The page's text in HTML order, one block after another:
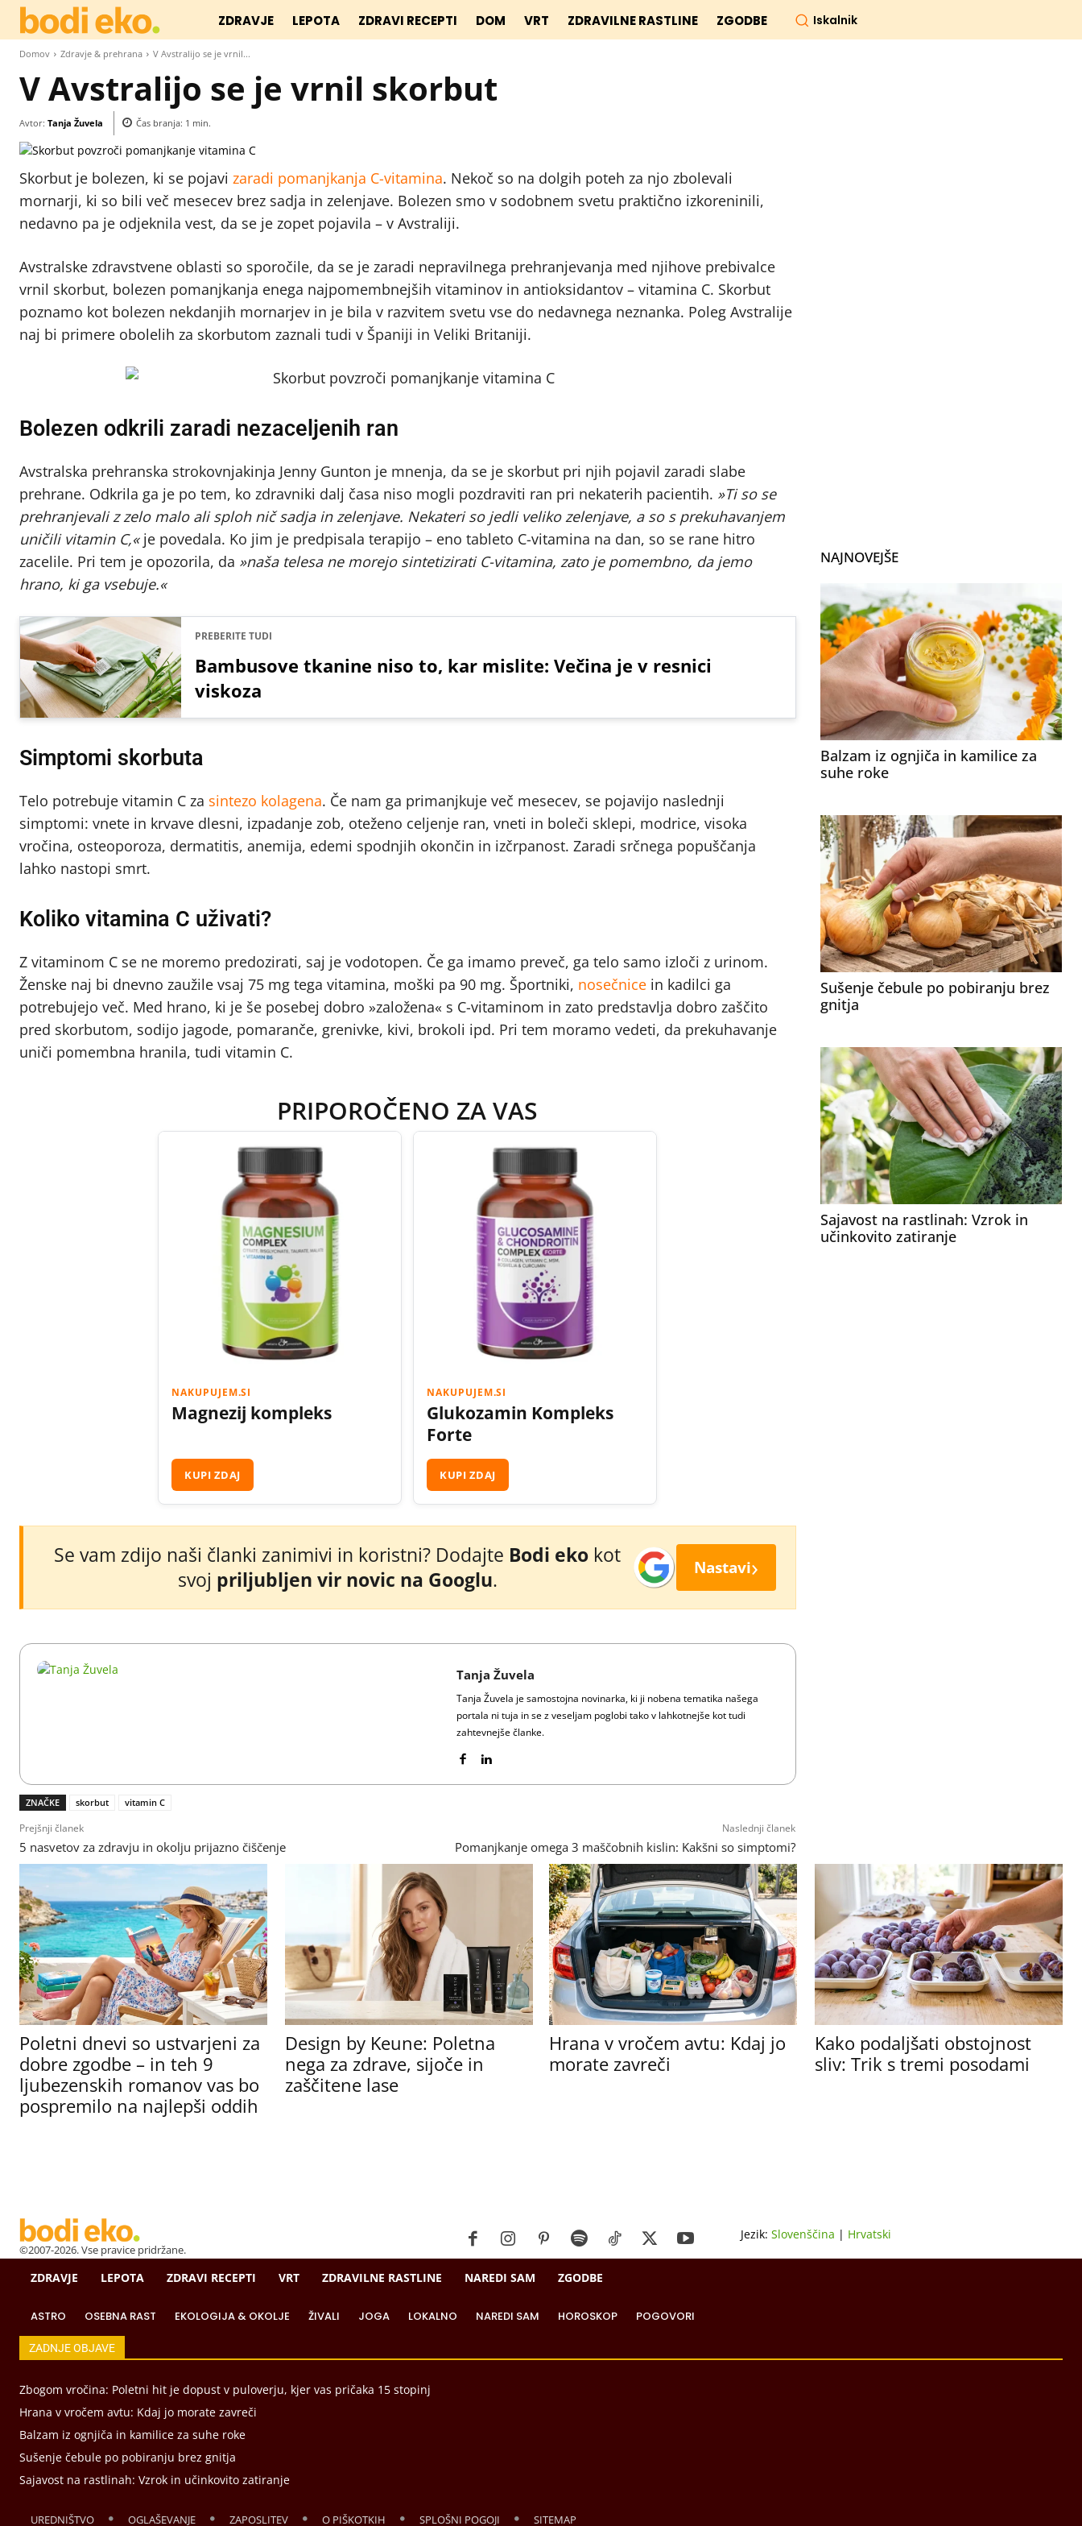
ZDRAVJE LEPOTA ZDRAVI RECEPTI DOM VRT ZDRAVILNE RASTLINE ZGODBE Iskalnik
Domov Zdravje & prehrana V Avstralijo se je vrnil...
V Avstralijo se je vrnil skorbut
Avtor: Tanja Žuvela Čas branja: 1 min.
Skorbut je bolezen, ki se pojavi zaradi pomanjkanja C-vitamina. Nekoč so na dolgih poteh za njo zbolevali
mornarji, ki so bili več mesecev brez sadja in zelenjave. Bolezen smo v sodobnem svetu praktično izkoreninili,
nedavno pa je odjeknila vest, da se je zopet pojavila – v Avstraliji.
Avstralske zdravstvene oblasti so sporočile, da se je zaradi nepravilnega prehranjevanja med njihove prebivalce
vrnil skorbut, bolezen pomanjkanja enega najpomembnejših vitaminov in antioksidantov – vitamina C. Skorbut
poznamo kot bolezen nekdanjih mornarjev in je bila v razvitem svetu vse do nedavnega neznanka. Poleg Avstralije
naj bi primere obolelih za skorbutom zaznali tudi v Španiji in Veliki Britaniji.
Bolezen odkrili zaradi nezaceljenih ran
Avstralska prehranska strokovnjakinja Jenny Gunton je mnenja, da se je skorbut pri njih pojavil zaradi slabe
prehrane. Odkrila ga je po tem, ko zdravniki dalj časa niso mogli pozdraviti ran pri nekaterih pacientih. »Ti so se
prehranjevali z zelo malo ali sploh nič sadja in zelenjave. Nekateri so jedli veliko zelenjave, a so s prekuhavanjem
uničili vitamin C,«je povedala. Ko jim je predpisala terapijo – eno tableto C-vitamina na dan, so se rane hitro
zacelile. Pri tem je opozorila, da »naša telesa ne morejo sintetizirati C-vitamina, zato je pomembno, da jemo
hrano, ki ga vsebuje.«
PREBERITE TUDI
Bambusove tkanine niso to, kar mislite: Večina je v resnici
viskoza
Simptomi skorbuta
Telo potrebuje vitamin C za sintezo kolagena. Če nam ga primanjkuje več mesecev, se pojavijo naslednji
simptomi: vnete in krvave dlesni, izpadanje zob, oteženo celjenje ran, vneti in boleči sklepi, modrice, visoka
vročina, osteoporoza, dermatitis, anemija, edemi spodnjih okončin in izčrpanost. Zaradi srčnega popuščanja
lahko nastopi smrt.
Koliko vitamina C uživati?
Z vitaminom C se ne moremo predozirati, saj je vodotopen. Če ga imamo preveč, ga telo samo izloči z urinom.
Ženske naj bi dnevno zaužile vsaj 75 mg tega vitamina, moški pa 90 mg. Športniki, nosečnice in kadilci ga
potrebujejo več. Med hrano, ki je še posebej dobro »založena« s C-vitaminom in zato predstavlja dobro zaščito
pred skorbutom, sodijo jagode, pomaranče, grenivke, kivi, brokoli ipd. Pri tem moramo vedeti, da prekuhavanje
uniči pomembna hranila, tudi vitamin C.
PRIPOROČENO ZA VAS
NAKUPUJEM.SI
Magnezij kompleks
KUPI ZDAJ
NAKUPUJEM.SI
Glukozamin Kompleks
Forte
KUPI ZDAJ
Se vam zdijo naši članki zanimivi in koristni? Dodajte Bodi eko kot
svoj priljubljen vir novic na Googlu. Nastavi›
Tanja Žuvela
Tanja Žuvela je samostojna novinarka, ki ji nobena tematika našega
portala ni tuja in se z veseljam poglobi tako v lahkotnejše kot tudi
zahtevnejše članke.
ZNAČKE skorbut vitamin C
Prejšnji članek
5 nasvetov za zdravju in okolju prijazno čiščenje
Naslednji članek
Pomanjkanje omega 3 maščobnih kislin: Kakšni so simptomi?
NAJNOVEJŠE
Balzam iz ognjiča in kamilice za
suhe roke
Sušenje čebule po pobiranju brez
gnitja
Sajavost na rastlinah: Vzrok in
učinkovito zatiranje
Poletni dnevi so ustvarjeni za
dobre zgodbe – in teh 9
ljubezenskih romanov vas bo
pospremilo na najlepši oddih
Design by Keune: Poletna
nega za zdrave, sijoče in
zaščitene lase
Hrana v vročem avtu: Kdaj jo
morate zavreči
Kako podaljšati obstojnost
sliv: Trik s tremi posodami
©2007-2026. Vse pravice pridržane.
Jezik: Slovenščina | Hrvatski
ZDRAVJE LEPOTA ZDRAVI RECEPTI VRT ZDRAVILNE RASTLINE NAREDI SAM ZGODBE
ASTRO OSEBNA RAST EKOLOGIJA & OKOLJE ŽIVALI JOGA LOKALNO NAREDI SAM HOROSKOP POGOVORI
ZADNJE OBJAVE
Zbogom vročina: Poletni hit je dopust v puloverju, kjer vas pričaka 15 stopinj
Hrana v vročem avtu: Kdaj jo morate zavreči
Balzam iz ognjiča in kamilice za suhe roke
Sušenje čebule po pobiranju brez gnitja
Sajavost na rastlinah: Vzrok in učinkovito zatiranje
UREDNIŠTVO OGLAŠEVANJE ZAPOSLITEV O PIŠKOTKIH SPLOŠNI POGOJI SITEMAP